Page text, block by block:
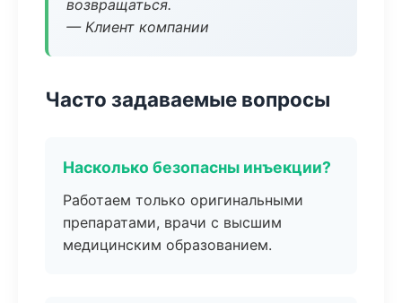
возвращаться.
— Клиент компании
Часто задаваемые вопросы
Насколько безопасны инъекции?
Работаем только оригинальными
препаратами, врачи с высшим
медицинским образованием.